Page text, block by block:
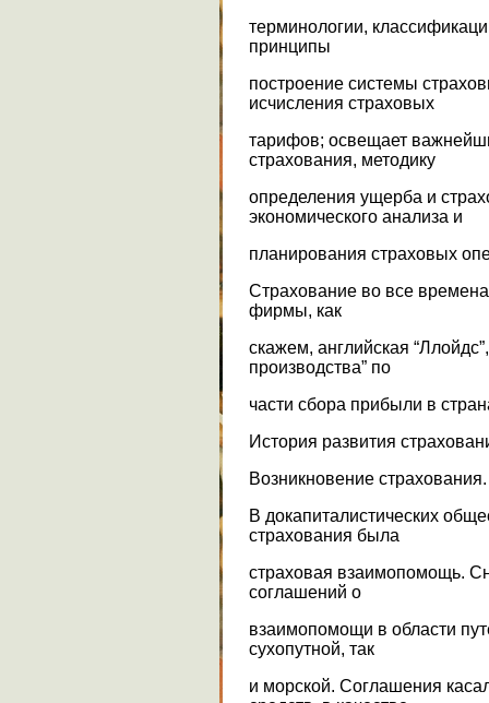
терминологии,
принципы
построение системы
исчисления страховых
тарифов; освещает
страхования, методику
определения ущерба и
экономического анализа и
планирования страховых
Страхование во все
фирмы, как
скажем, английская
производства” по
части сбора прибыли в
История развития
Возникновение страхования.
В докапиталистических
страхования была
страховая взаимопомощь.
соглашений о
взаимопомощи в области
сухопутной, так
и морской. Соглашения